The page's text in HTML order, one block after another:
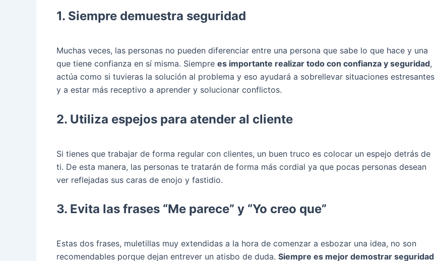
1. Siempre demuestra seguridad
Muchas veces, las personas no pueden diferenciar entre una persona que sabe lo que hace y una
que tiene confianza en sí misma. Siempre es importante realizar todo con confianza y seguridad,
actúa como si tuvieras la solución al problema y eso ayudará a sobrellevar situaciones estresantes
y a estar más receptivo a aprender y solucionar conflictos.
2. Utiliza espejos para atender al cliente
Si tienes que trabajar de forma regular con clientes, un buen truco es colocar un espejo detrás de
ti. De esta manera, las personas te tratarán de forma más cordial ya que pocas personas desean
ver reflejadas sus caras de enojo y fastidio.
3. Evita las frases “Me parece” y “Yo creo que”
Estas dos frases, muletillas muy extendidas a la hora de comenzar a esbozar una idea, no son
recomendables porque dejan entrever un atisbo de duda. Siempre es mejor demostrar seguridad